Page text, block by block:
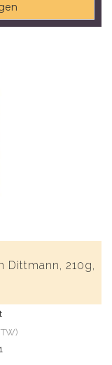
Dittmann, 210g,